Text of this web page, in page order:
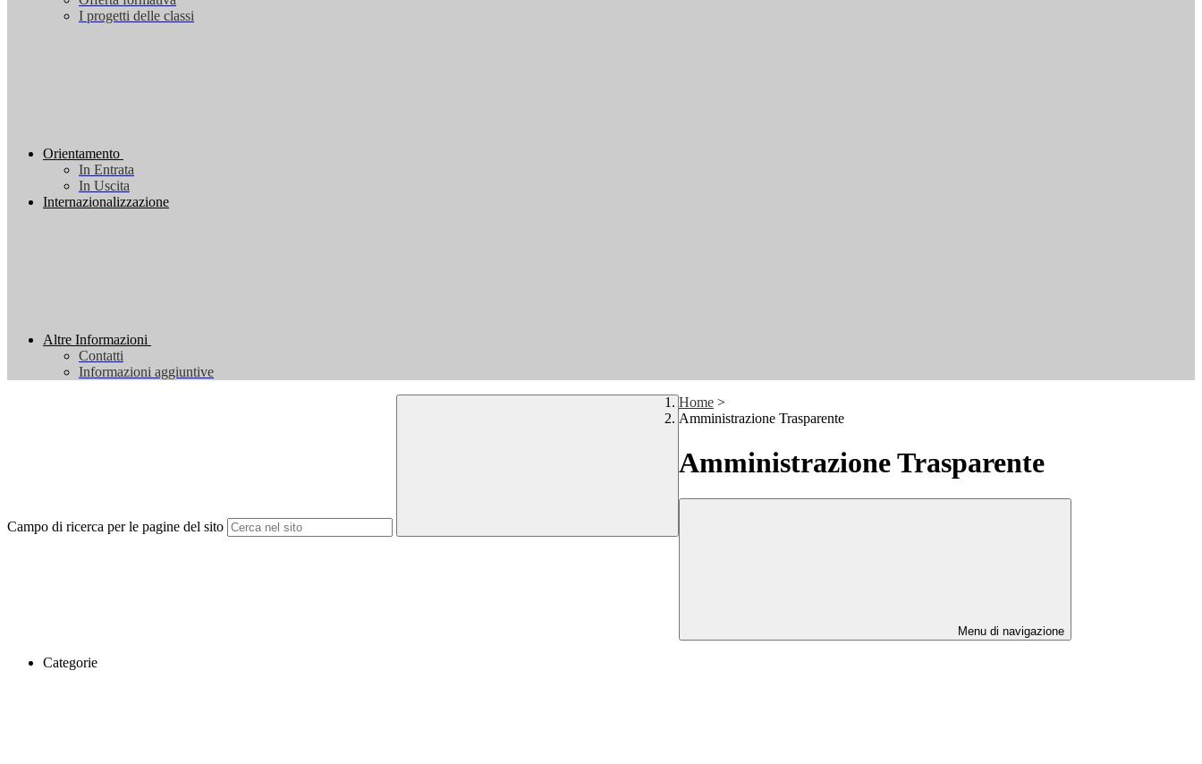
I progetti delle classi
Orientamento
In Entrata
In Uscita
Internazionalizzazione
Altre Informazioni
Contatti
Informazioni aggiuntive
Campo di ricerca per le pagine del sito
Home >
Amministrazione Trasparente
Amministrazione Trasparente
Menu di navigazione
Categorie